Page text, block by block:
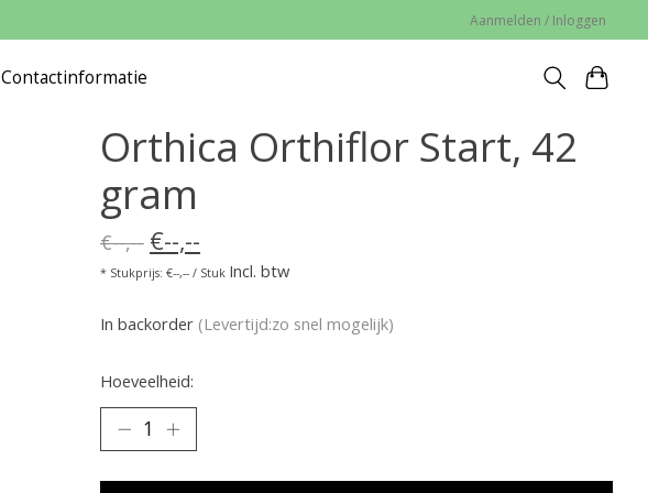
Aanmelden / Inloggen
Contactinformatie
Orthica Orthiflor Start, 42
gram
€--,-- €--,--
* Stukprijs: €--,-- / Stuk Incl. btw
In backorder (Levertijd:zo snel mogelijk)
Hoeveelheid: